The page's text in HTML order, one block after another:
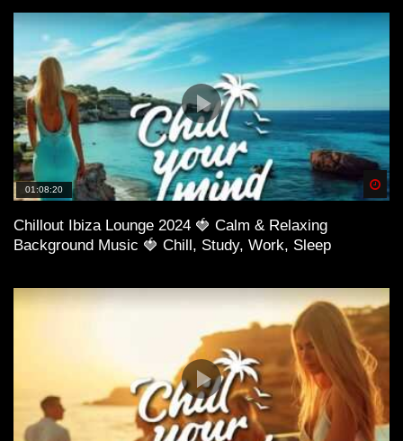
01:08:20
Chillout Ibiza Lounge 2024 🍓 Calm & Relaxing
Background Music 🍓 Chill, Study, Work, Sleep